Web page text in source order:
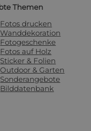
Themen
Fotos drucken
Wanddekoration
Fotogeschenke
Fotos auf Holz
Sticker & Folien
Outdoor & Garten
Sonderangebote
Bilddatenbank